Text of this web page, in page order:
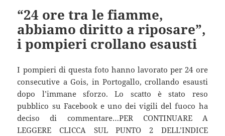
“24 ore tra le fiamme,
abbiamo diritto a riposare”,
i pompieri crollano esausti
I pompieri di questa foto hanno lavorato per 24 ore
consecutive a Gois, in Portogallo, crollando esausti
dopo l’immane sforzo. Lo scatto è stato reso
pubblico su Facebook e uno dei vigili del fuoco ha
deciso di commentare…PER CONTINUARE A
LEGGERE CLICCA SUL PUNTO 2 DELL’INDICE